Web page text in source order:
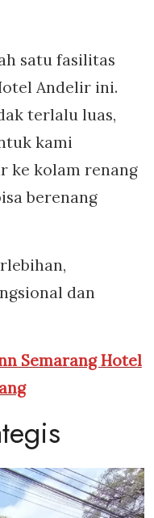
satu fasilitas
Andelir ini.
terlalu luas,
kami
ke kolam renang
berenang
dan
Semarang Hotel